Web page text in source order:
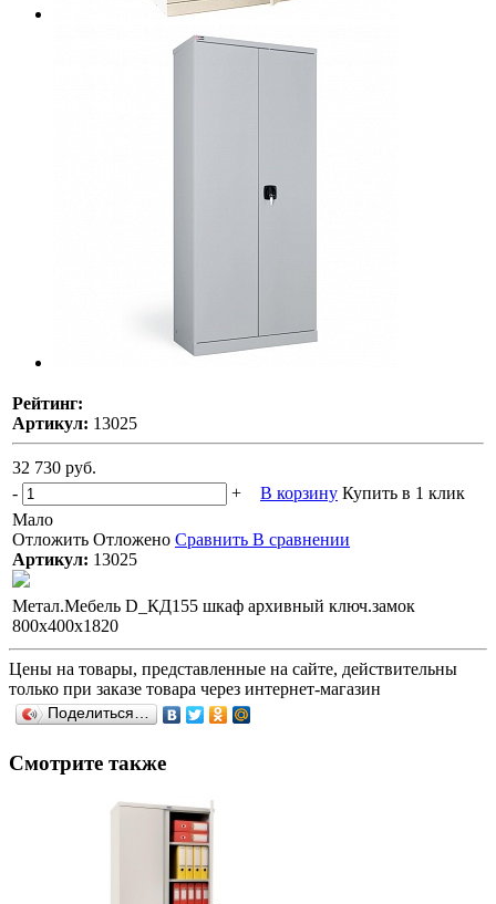
Рейтинг:
Артикул: 13025
32 730 руб.
-
+ В корзину Купить в 1 клик
Мало
Отложить Отложено Сравнить В сравнении
Артикул: 13025
Метал.Мебель D_КД155 шкаф архивный ключ.замок
800х400х1820
Цены на товары, представленные на сайте, действительны
только при заказе товара через интернет-магазин
Поделиться…
Смотрите также